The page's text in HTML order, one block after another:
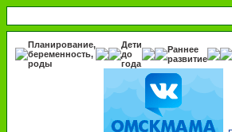
Планирование,
беременность,
роды
Дети
до
года
Раннее
развитие